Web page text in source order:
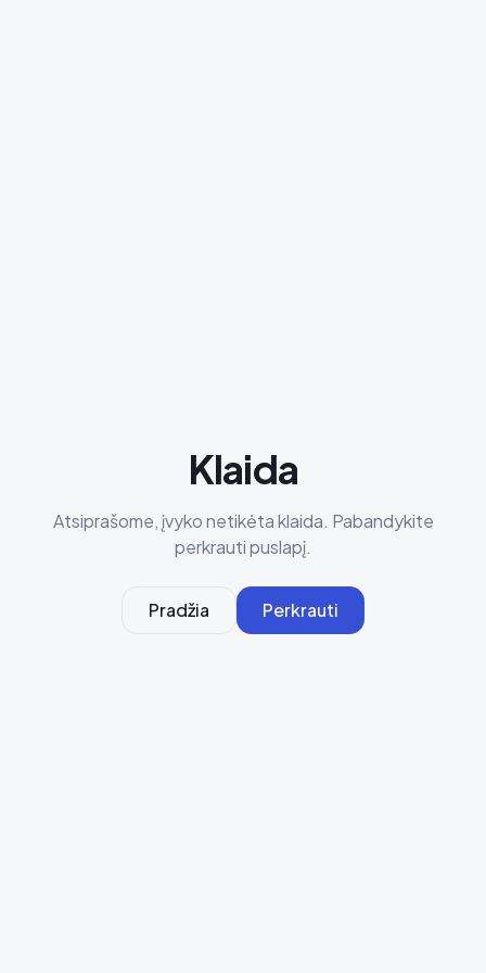
Klaida
Atsiprašome, įvyko netikėta klaida. Pabandykite
perkrauti puslapį.
Pradžia Perkrauti